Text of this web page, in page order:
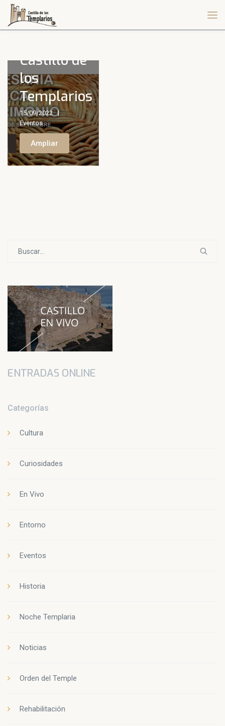
música y
patrimonio
Castillo de
los
Templarios
15/09/2022
Eventos
Ampliar
ENTRADAS ONLINE
Categorías
Cultura
Curiosidades
En Vivo
Entorno
Eventos
Historia
Noche Templaria
Noticias
Orden del Temple
Rehabilitación